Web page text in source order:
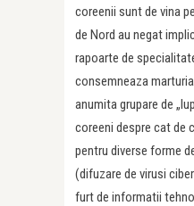
coreenii sunt de vina
de Nord au negat
rapoarte de
consemneaza
anumita grupare de
coreeni despre cat de
pentru diverse forme
(difuzare de virusi
furt de informatii